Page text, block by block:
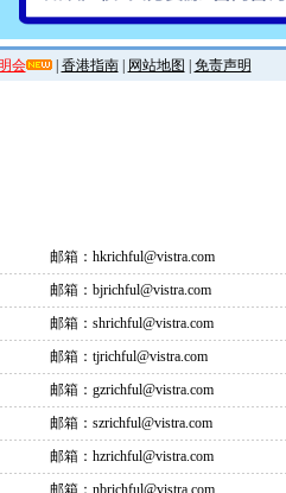
会 | 香港指南| 网站地图 免责声明
邮箱：hkrichful@vistra.com
邮箱：bjrichful@vistra.com
邮箱：shrichful@vistra.com
邮箱：tjrichful@vistra.com
邮箱：gzrichful@vistra.com
邮箱：szrichful@vistra.com
邮箱：hzrichful@vistra.com